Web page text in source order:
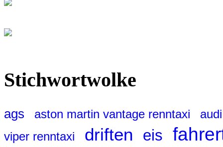
Stichwortwolke
ags aston martin vantage renntaxi
viper renntaxi
driften eis